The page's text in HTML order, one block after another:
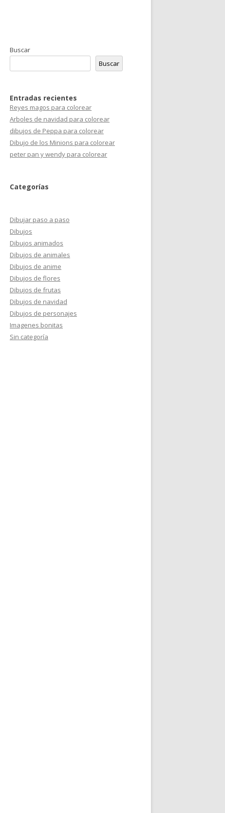
Buscar
Buscar
Entradas recientes
Reyes magos para colorear
Arboles de navidad para colorear
dibujos de Peppa para colorear
Dibujo de los Minions para colorear
peter pan y wendy para colorear
Categorías
Dibujar paso a paso
Dibujos
Dibujos animados
Dibujos de animales
Dibujos de anime
Dibujos de flores
Dibujos de frutas
Dibujos de navidad
Dibujos de personajes
Imagenes bonitas
Sin categoría